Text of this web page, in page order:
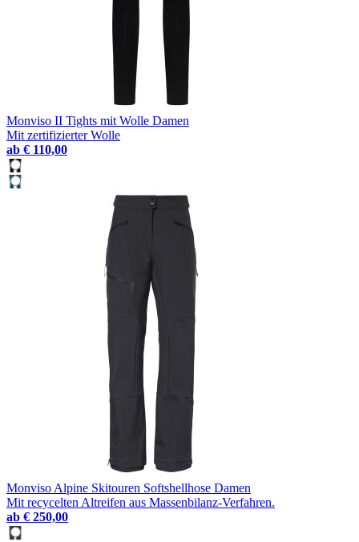
Monviso II Tights mit Wolle Damen
Mit zertifizierter Wolle
ab € 110,00
Monviso Alpine Skitouren Softshellhose Damen
Mit recycelten Altreifen aus Massenbilanz-Verfahren.
ab € 250,00